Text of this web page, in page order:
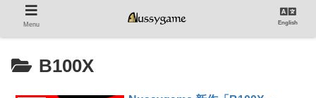
B100X
Menu English